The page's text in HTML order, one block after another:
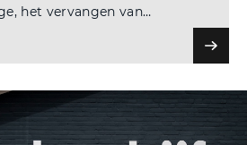
het vervangen van